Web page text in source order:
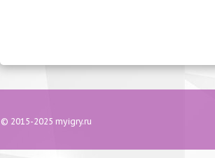
© 2015-2025 myigry.ru